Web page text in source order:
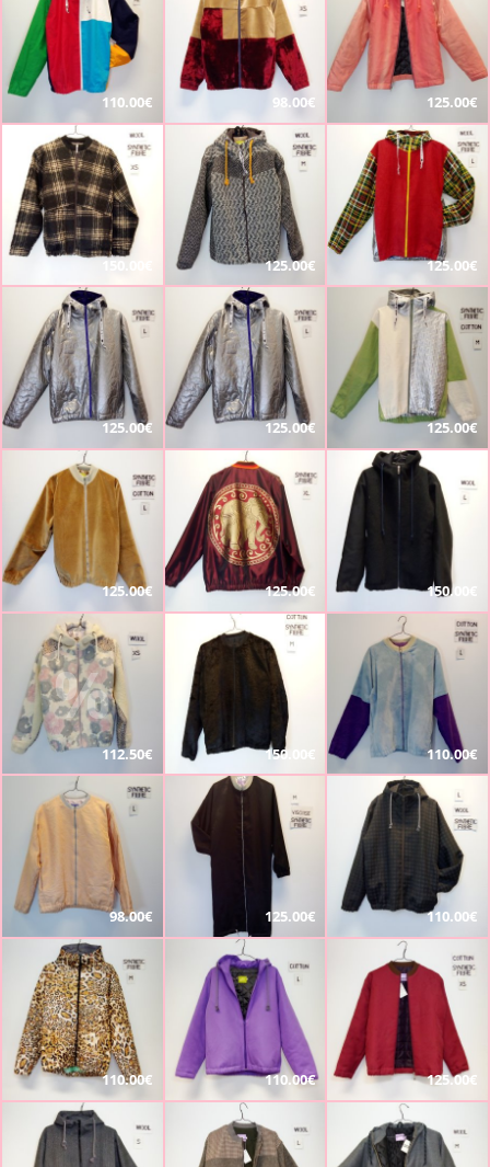
110.00€ 98.00€ 125.00€
150.00€ 125.00€ 125.00€
125.00€ 125.00€ 125.00€
125.00€ 125.00€ 150.00€
112.50€
%
150.00€ 110.00€
98.00€ 125.00€ 110.00€
110.00€ 110.00€ 125.00€